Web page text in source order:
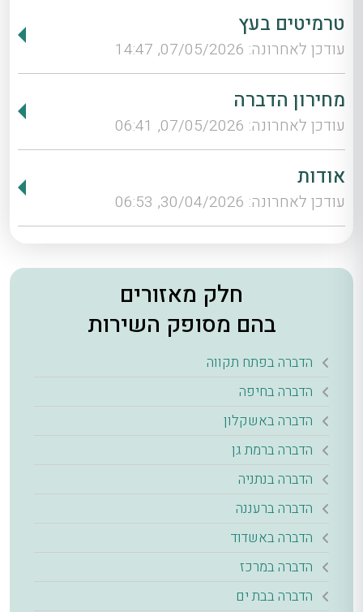
טרמיטים בעץ
עודכן לאחרונה: 07/05/2026, 14:47
מחירון הדברה
עודכן לאחרונה: 07/05/2026, 06:41
אודות
עודכן לאחרונה: 30/04/2026, 06:53
חלק מאזורים
בהם מסופק השירות
הדברה בפתח תקווה
הדברה בחיפה
הדברה באשקלון
הדברה ברמת גן
הדברה בנתניה
הדברה ברעננה
הדברה באשדוד
הדברה במרכז
הדברה בבת ים